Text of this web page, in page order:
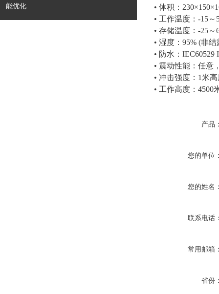
能优化
• 体积：
• 工作温度：-15
• 存储温度：-25
• 湿度：95% (非结
• 防水：IEC60529
• 震动性能：任意
• 冲击强度：1米
• 工作高度：4500
产品
您的单位
您的姓名
联系电话
常用邮箱
省份